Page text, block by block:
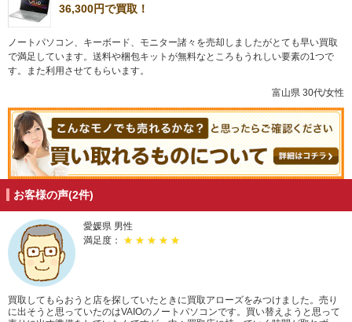
36,300円で買取！
ノートパソコン、キーボード、モニター諸々を売却しましたがとても早い買取
で満足しています。送料や梱包キットが無料なところもうれしい要素の1つで
す。また利用させてもらいます。
富山県 30代/女性
お客様の声(2件)
愛媛県 男性
満足度：
★ ★ ★ ★ ★
買取してもらおうと店を探していたときに買取アローズをみつけました。売り
に出そうと思っていたのはVAIOのノートパソコンです。買い替えようと思って